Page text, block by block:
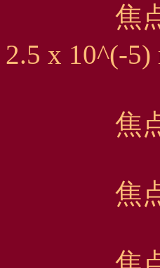
焦点距離
2.5 x 10^(-5)
焦点距
焦点距